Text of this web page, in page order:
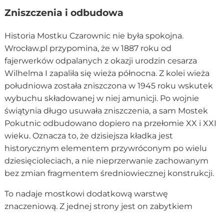
Zniszczenia i odbudowa
Historia Mostku Czarownic nie była spokojna.
Wrocław.pl przypomina, że w 1887 roku od
fajerwerków odpalanych z okazji urodzin cesarza
Wilhelma I zapaliła się wieża północna. Z kolei wieża
południowa została zniszczona w 1945 roku wskutek
wybuchu składowanej w niej amunicji. Po wojnie
świątynia długo usuwała zniszczenia, a sam Mostek
Pokutnic odbudowano dopiero na przełomie XX i XXI
wieku. Oznacza to, że dzisiejsza kładka jest
historycznym elementem przywróconym po wielu
dziesięcioleciach, a nie nieprzerwanie zachowanym
bez zmian fragmentem średniowiecznej konstrukcji.
To nadaje mostkowi dodatkową warstwę
znaczeniową. Z jednej strony jest on zabytkiem